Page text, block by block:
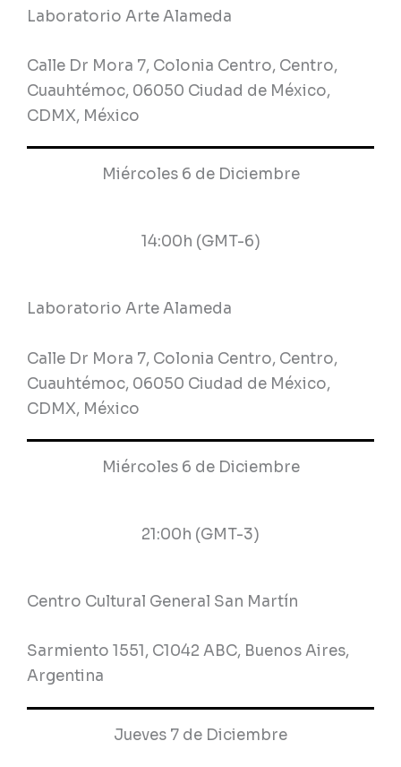
Laboratorio Arte Alameda
Calle Dr Mora 7, Colonia Centro, Centro,
Cuauhtémoc, 06050 Ciudad de México,
CDMX, México
Miércoles 6 de Diciembre
14:00h (GMT-6)
Laboratorio Arte Alameda
Calle Dr Mora 7, Colonia Centro, Centro,
Cuauhtémoc, 06050 Ciudad de México,
CDMX, México
Miércoles 6 de Diciembre
21:00h (GMT-3)
Centro Cultural General San Martín
Sarmiento 1551, C1042 ABC, Buenos Aires,
Argentina
Jueves 7 de Diciembre